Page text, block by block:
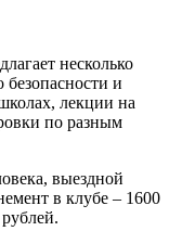
несколько
и
лекции на
по разным
выездной
в клубе – 1600